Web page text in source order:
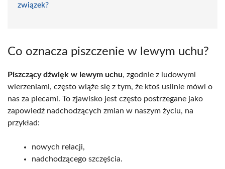
związek?
Co oznacza piszczenie w lewym uchu?
Piszczący dźwięk w lewym uchu, zgodnie z ludowymi
wierzeniami, często wiąże się z tym, że ktoś usilnie mówi o
nas za plecami. To zjawisko jest często postrzegane jako
zapowiedź nadchodzących zmian w naszym życiu, na
przykład:
nowych relacji,
nadchodzącego szczęścia.